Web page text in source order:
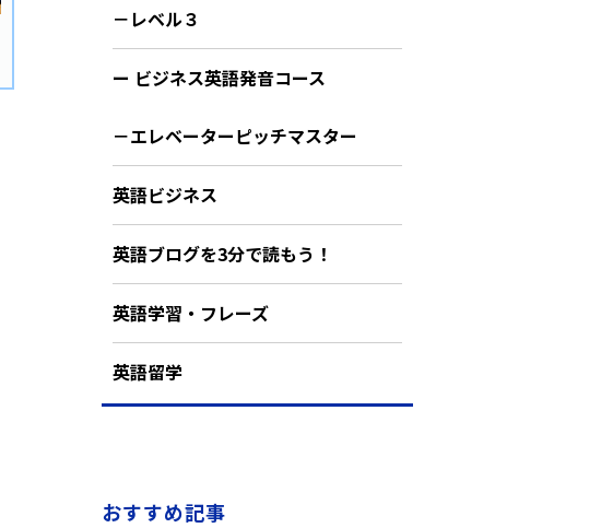
－レベル３
ー ビジネス英語発音コース
－エレベーターピッチマスター
英語ビジネス
英語ブログを3分で読もう！
英語学習・フレーズ
英語留学
おすすめ記事